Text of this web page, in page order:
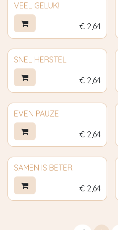
VEEL GELUK!
€ 2,64
SNEL HERSTEL
€ 2,64
EVEN PAUZE
€ 2,64
SAMEN IS BETER
€ 2,64